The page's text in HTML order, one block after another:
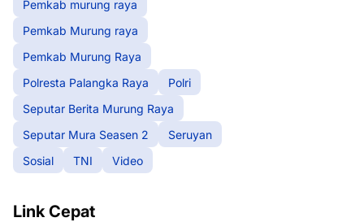
Pemkab murung raya
Pemkab Murung raya
Pemkab Murung Raya
Polresta Palangka Raya
Polri
Seputar Berita Murung Raya
Seputar Mura Seasen 2
Seruyan
Sosial
TNI Video
Link Cepat